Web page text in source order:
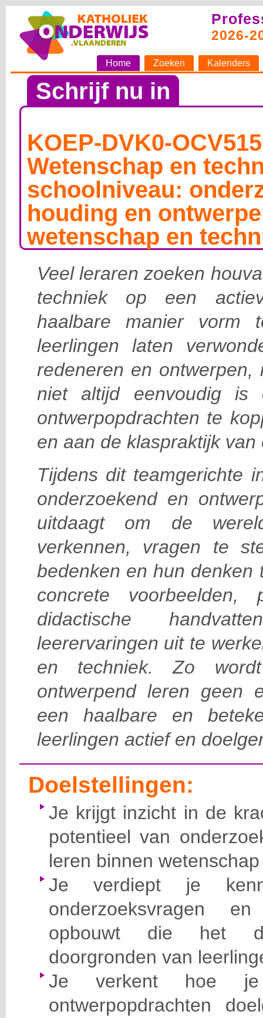
2026-
Home Zoeken Kalenders
Schrijf nu in
KOEP-DVK0-
Wetenschap en
schoolniveau:
houding en
wetenschap en
Veel leraren zoeken
techniek op een
haalbare manier vorm
leerlingen laten
redeneren en
niet altijd eenvoudig is
ontwerpopdrachten te
en aan de klaspraktijk van
Tijdens dit teamgerichte
onderzoekend en
uitdaagt om de
verkennen, vragen te
bedenken en hun denken
concrete voorbeelden,
didactische
leerervaringen uit te
en techniek. Zo
ontwerpend leren geen
een haalbare en
leerlingen actief en
Doelstellingen:
Je krijgt inzicht in de
potentieel van
leren binnen
Je verdiept je
onderzoeksvragen en
opbouwt die het
doorgronden van
Je verkent hoe je
ontwerpopdrachten